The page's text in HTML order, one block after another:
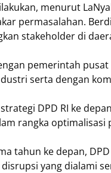
menurut
permasalahan.
stakeholder di
pemerintah
serta dengan
DPD RI ke
rangka optimalisasi
tahun ke depan,
yang dialami